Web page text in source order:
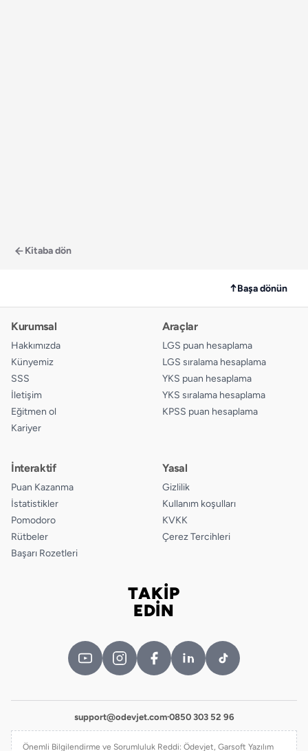
Kitaba dön
↑Başa dönün
Kurumsal
Hakkımızda
Künyemiz
SSS
İletişim
Eğitmen ol
Kariyer
Araçlar
LGS puan hesaplama
LGS sıralama hesaplama
YKS puan hesaplama
YKS sıralama hesaplama
KPSS puan hesaplama
İnteraktif
Puan Kazanma
İstatistikler
Pomodoro
Rütbeler
Başarı Rozetleri
Yasal
Gizlilik
Kullanım koşulları
KVKK
Çerez Tercihleri
TAKİP
EDİN
support@odevjet.com·0850 303 52 96
Önemli Bilgilendirme ve Sorumluluk Reddi: Ödevjet, Garsoft Yazılım